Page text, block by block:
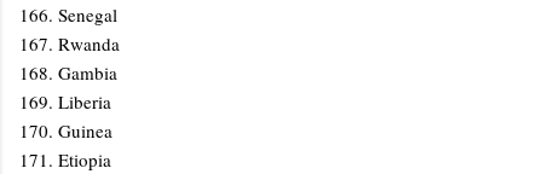
166. Senegal
167. Rwanda
168. Gambia
169. Liberia
170. Guinea
171. Etiopia